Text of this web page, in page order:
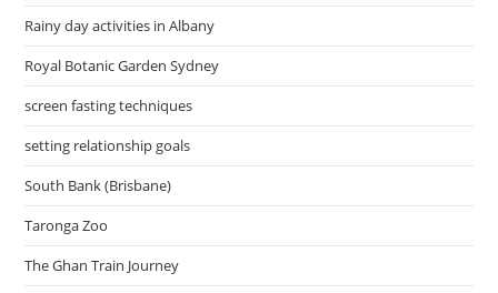
Rainy day activities in Albany
Royal Botanic Garden Sydney
screen fasting techniques
setting relationship goals
South Bank (Brisbane)
Taronga Zoo
The Ghan Train Journey